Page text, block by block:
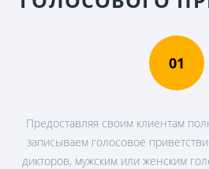
01
Предоставляя своим клиентам
записываем голосовое
дикторов, мужским или женским